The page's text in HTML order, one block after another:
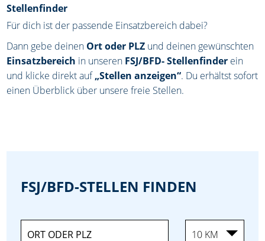
Stellenfinder
Für dich ist der passende Einsatzbereich dabei?
Dann gebe deinen Ort oder PLZ und deinen gewünschten
Einsatzbereich in unseren FSJ/BFD- Stellenfinder ein
und klicke direkt auf„Stellen anzeigen“. Du erhältst sofort
einen Überblick über unsere freie Stellen.
FSJ/BFD-STELLEN FINDEN
10 KM